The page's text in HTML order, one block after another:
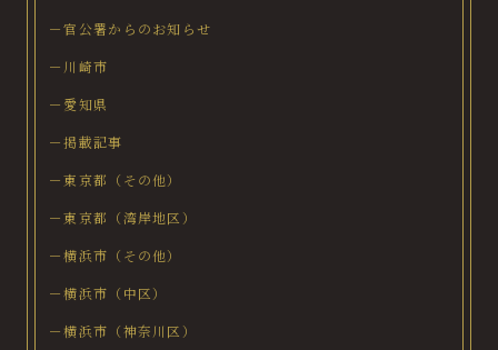
－官公署からのお知らせ
－川崎市
－愛知県
－掲載記事
－東京都（その他）
－東京都（湾岸地区）
－横浜市（その他）
－横浜市（中区）
－横浜市（神奈川区）